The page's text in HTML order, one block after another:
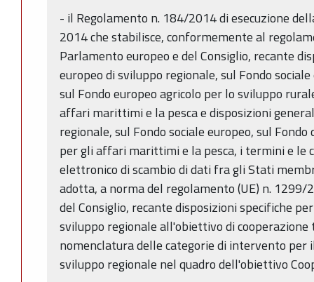
- il Regolamento n. 184/2014 di esecuzione
2014 che stabilisce, conformemente al
Parlamento europeo e del Consiglio, recante
europeo di sviluppo regionale, sul Fondo
sul Fondo europeo agricolo per lo sviluppo
affari marittimi e la pesca e disposizioni
regionale, sul Fondo sociale europeo, sul Fondo
per gli affari marittimi e la pesca, i termini e le
elettronico di scambio di dati fra gli Stati
adotta, a norma del regolamento (UE) n.
del Consiglio, recante disposizioni specifiche
sviluppo regionale all'obiettivo di
nomenclatura delle categorie di intervento per
sviluppo regionale nel quadro dell'obiettivo